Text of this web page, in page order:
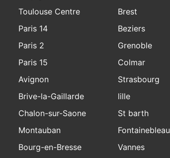
Toulouse Centre
Paris 14
Paris 2
Paris 15
Avignon
Brest
Beziers
Grenoble
Colmar
Strasbourg
Brive-la-Gaillarde
Chalon-sur-Saone
Montauban
Bourg-en-Bresse
lille
St barth
Fontainebleau
Vannes